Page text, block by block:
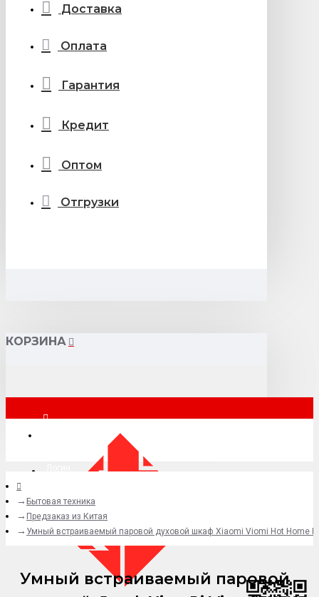
Доставка
Оплата
Гарантия
Кредит
Оптом
Отгрузки
КОРЗИНА
+7 (977) 807-69-49
Бытовая техника
Предзаказ из Китая
Умный встраиваемый паровой духовой шкаф Xiaomi Viomi Hot Home
Умный встраиваемый паровой